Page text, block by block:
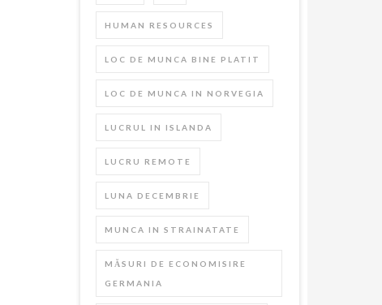
HUMAN RESOURCES
LOC DE MUNCA BINE PLATIT
LOC DE MUNCA IN NORVEGIA
LUCRUL IN ISLANDA
LUCRU REMOTE
LUNA DECEMBRIE
MUNCA IN STRAINATATE
MĂSURI DE ECONOMISIRE
GERMANIA